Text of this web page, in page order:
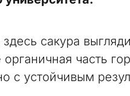
сакура
часть
с устойчивым